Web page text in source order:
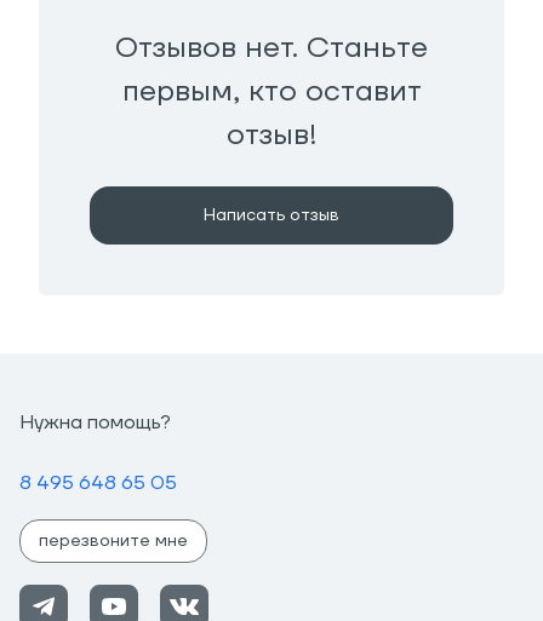
Отзывов нет. Станьте
первым, кто оставит
отзыв!
Написать отзыв
Нужна помощь?
8 495 648 65 05
перезвоните мне